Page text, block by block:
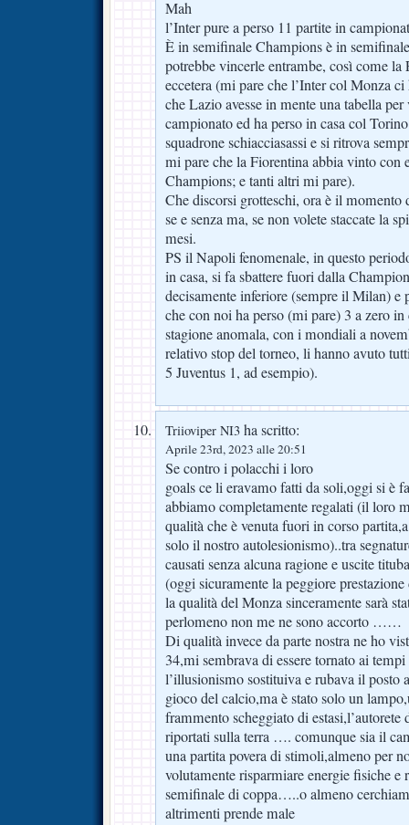
Mah
l’Inter pure a perso 11 partite in
È in semifinale Champions è in
potrebbe vincerle entrambe, così come la
eccetera (mi pare che l’Inter col Monza
che Lazio avesse in mente una tabella
campionato ed ha perso in casa col
squadrone schiacciasassi e si ritrova
mi pare che la Fiorentina abbia vinto con
Champions; e tanti altri mi pare).
Che discorsi grotteschi, ora è il momento
se e senza ma, se non volete staccate la
mesi.
PS il Napoli fenomenale, in questo
in casa, si fa sbattere fuori dalla
decisamente inferiore (sempre il Milan) e
che con noi ha perso (mi pare) 3 a zero
stagione anomala, con i mondiali a
relativo stop del torneo, li hanno avuto
5 Juventus 1, ad esempio).
Triioviper NI3 ha scritto:
Aprile 23rd, 2023 alle 20:51
Se contro i polacchi i loro
goals ce li eravamo fatti da soli,oggi si è
abbiamo completamente regalati (il loro
qualità che è venuta fuori in corso
solo il nostro autolesionismo)..tra
causati senza alcuna ragione e uscite
(oggi sicuramente la peggiore
la qualità del Monza sinceramente sarà
perlomeno non me ne sono accorto ……
Di qualità invece da parte nostra ne ho
34,mi sembrava di essere tornato ai
l’illusionismo sostituiva e rubava il
gioco del calcio,ma è stato solo un
frammento scheggiato di
riportati sulla terra …. comunque sia il
una partita povera di stimoli,almeno per
volutamente risparmiare energie fisiche e
semifinale di coppa…..o almeno
altrimenti prende male